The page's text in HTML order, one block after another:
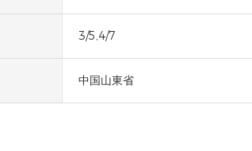
3/5,4/7
中国山東省